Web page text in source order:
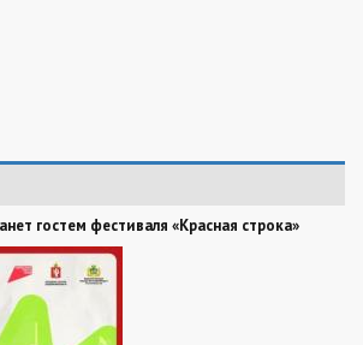
гостем фестиваля «Красная строка»